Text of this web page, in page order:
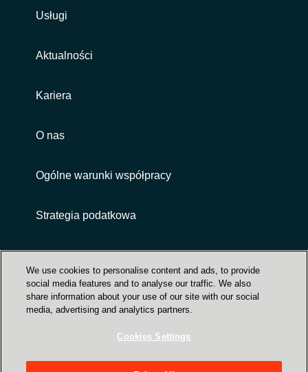
Usługi
Aktualności
Kariera
O nas
Ogólne warunki współpracy
Strategia podatkowa
Customer terms and conditions
We use cookies to personalise content and ads, to provide
social media features and to analyse our traffic. We also
share information about your use of our site with our social
media, advertising and analytics partners.
Cookies Settings